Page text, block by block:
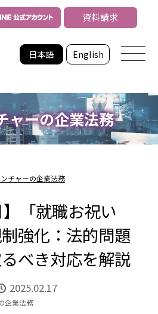
日本語 English
資料請求
ャーの企業法務
チャーの企業法務
】「就職お祝い
強化：法的問題
べき対応を解説
2025.02.17
企業法務